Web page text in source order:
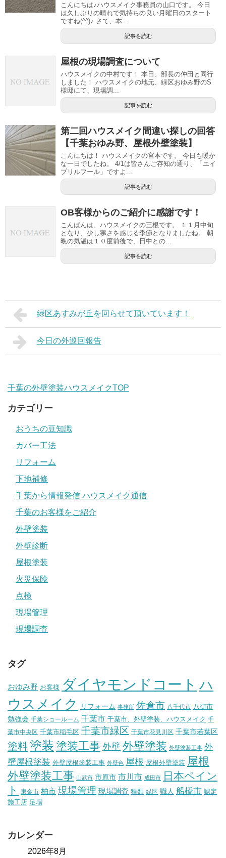
こんにちは♪ハウスメイク事務員の山口です。 今日
は久しぶりの晴れで気持ちの良い月曜日のスタート
ですね(^^)♪ さて、本...
記事を読む
屋根の現場調査について
ハウスメイクの中村です！ 本日、部長の仲田と同行
しました！ ハウスメイクの地元、緑区おゆみ野のS
様邸にて、現場調...
記事を読む
第二回ハウスメイク間違い探しの回答
【千葉おゆみ野、屋根外壁塗装】
こんにちは！ ハウスメイクの宮本です。 今日も暖か
な一日でしたね。 4/1は皆さんご存知の通り、「エイ
プリルフール」ですよ...
記事を読む
OB客様からのご紹介に感謝です！
こんばんは、ハウスメイクの三根です。 １１月中旬
となり、少し寒さを感じる季節となりましたね。 朝
晩の気温は１０度前後で、日中との...
記事を読む
緑区あすみが丘を回らせて頂いています！
今日の外巡回報告
千葉の外壁塗装ハウスメイクTOP
カテゴリー
おうちの豆知識
カバー工法
リフォーム
下地補修
千葉から情報発信 ハウスメイク通信
千葉のお客様をご紹介
外壁塗装
外壁診断
屋根塗装
火災保険
点検
現場管理
現場調査
タグ
おゆみ野 お客様 ダイヤモンドコート ハ
ウスメイク
リフォーム 事務所 佐倉市 八千代市 八街市
勉強会 千葉ショールーム 千葉市 千葉市、外壁塗装、ハウスメイク 千
葉市中央区 千葉市稲毛区 千葉市緑区 千葉市花見川区 千葉市若葉区
塗料塗装 塗装工事 外壁 外壁塗装 外壁塗装工事 外
壁屋根塗装 外壁屋根塗装工事 外壁色 屋根 屋根外壁塗装 屋根
外壁塗装工事 山武市 市原市 市川市 成田市
日本ペイン
ト
東金市 柏市 現場管理 現場調査 種類 緑区 職人 船橋市 認定
施工店 足場
カレンダー
2026年8月